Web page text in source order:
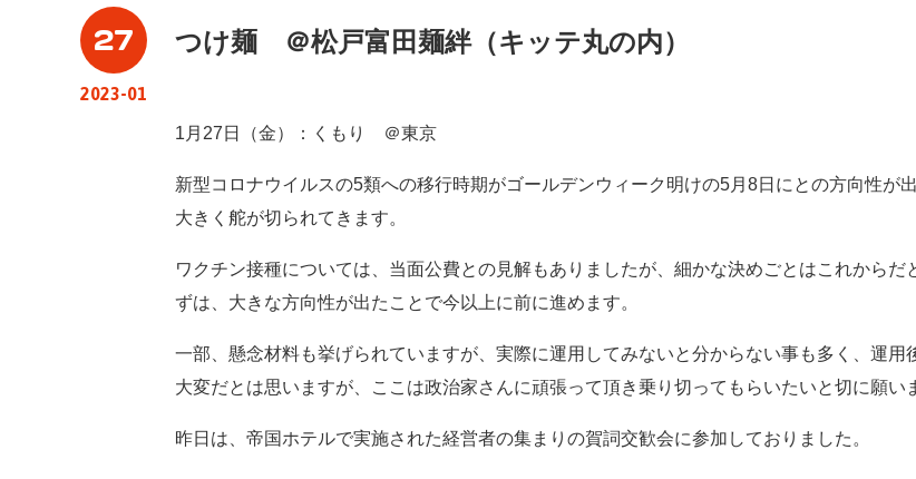
27
2023-01
つけ麺 ＠松戸富田麺絆（キッテ丸の内）
1月27日（金）：くもり ＠東京
新型コロナウイルスの5類への移行時期がゴールデンウィーク明けの5月8日にとの方向性が
大きく舵が切られてきます。
ワクチン接種については、当面公費との見解もありましたが、細かな決めごとはこれからだ
ずは、大きな方向性が出たことで今以上に前に進めます。
一部、懸念材料も挙げられていますが、実際に運用してみないと分からない事も多く、運用
大変だとは思いますが、ここは政治家さんに頑張って頂き乗り切ってもらいたいと切に願い
昨日は、帝国ホテルで実施された経営者の集まりの賀詞交歓会に参加しておりました。